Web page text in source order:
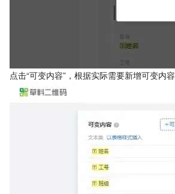
点击“可变内容”，根据实际需要新增可变内容